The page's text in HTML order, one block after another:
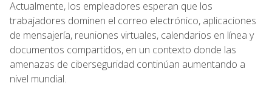
Actualmente, los empleadores esperan que los
trabajadores dominen el correo electrónico, aplicaciones
de mensajería, reuniones virtuales, calendarios en línea y
documentos compartidos, en un contexto donde las
amenazas de ciberseguridad continúan aumentando a
nivel mundial.